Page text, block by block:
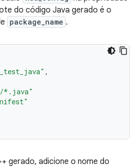
do código Java gerado é o
package_name .
,
*.java"
gerado, adicione o nome do